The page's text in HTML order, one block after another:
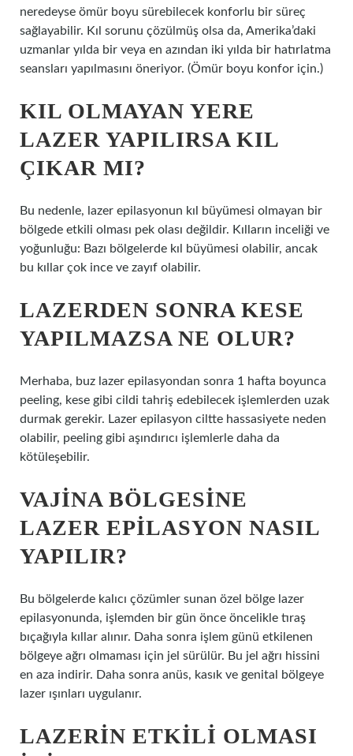
neredeyse ömür boyu sürebilecek konforlu bir süreç
sağlayabilir. Kıl sorunu çözülmüş olsa da, Amerika’daki
uzmanlar yılda bir veya en azından iki yılda bir hatırlatma
seansları yapılmasını öneriyor. (Ömür boyu konfor için.)
KIL OLMAYAN YERE
LAZER YAPILIRSA KIL
ÇIKAR MI?
Bu nedenle, lazer epilasyonun kıl büyümesi olmayan bir
bölgede etkili olması pek olası değildir. Kılların inceliği ve
yoğunluğu: Bazı bölgelerde kıl büyümesi olabilir, ancak
bu kıllar çok ince ve zayıf olabilir.
LAZERDEN SONRA KESE
YAPILMAZSA NE OLUR?
Merhaba, buz lazer epilasyondan sonra 1 hafta boyunca
peeling, kese gibi cildi tahriş edebilecek işlemlerden uzak
durmak gerekir. Lazer epilasyon ciltte hassasiyete neden
olabilir, peeling gibi aşındırıcı işlemlerle daha da
kötüleşebilir.
VAJINA BÖLGESINE
LAZER EPILASYON NASIL
YAPILIR?
Bu bölgelerde kalıcı çözümler sunan özel bölge lazer
epilasyonunda, işlemden bir gün önce öncelikle tıraş
bıçağıyla kıllar alınır. Daha sonra işlem günü etkilenen
bölgeye ağrı olmaması için jel sürülür. Bu jel ağrı hissini
en aza indirir. Daha sonra anüs, kasık ve genital bölgeye
lazer ışınları uygulanır.
LAZERIN ETKILI OLMASI